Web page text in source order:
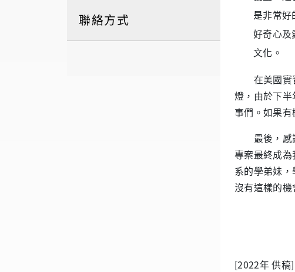
聯絡方式
是非常好
好奇心及
文化。
在美國實習
燈，由於下
事們。如果
最後，感謝
專案最終成
系的學弟妹
沒有這樣的
[2022年 供稿]